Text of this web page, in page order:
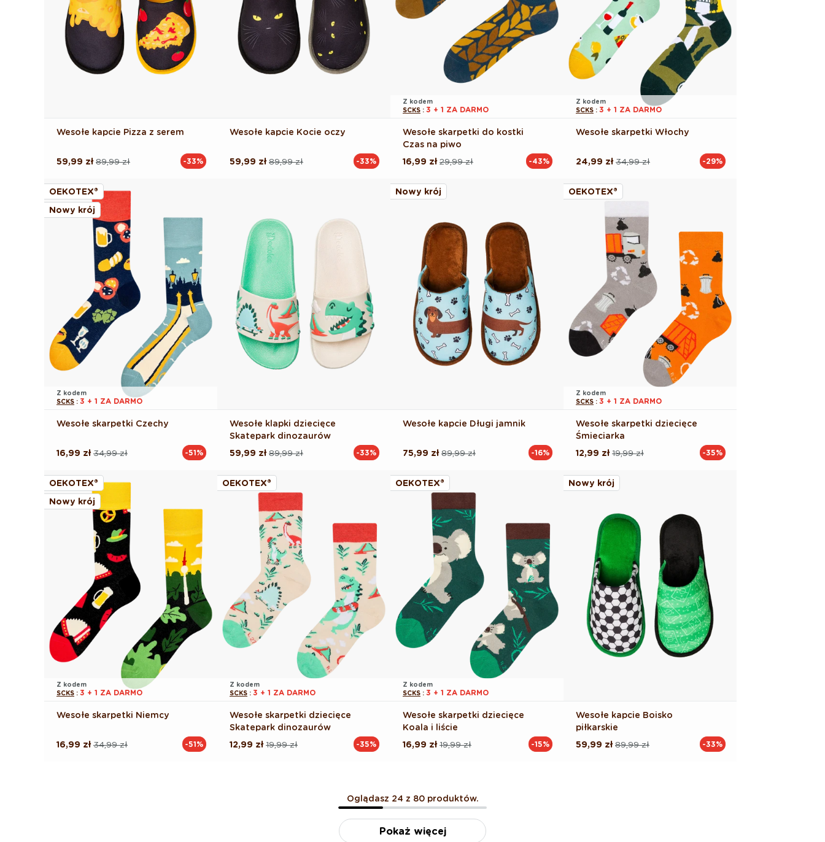
Wesołe kapcie Pizza z serem
Cena
89,99 zł
Cena
59,99 zł -33%
Wesołe kapcie Kocie oczy
Cena
89,99 zł
Cena
59,99 zł -33%
Z kodem
SCKS : 3 + 1 ZA DARMO
Wesołe skarpetki do kostki
Czas na piwo
Cena
29,99 zł
Cena
16,99 zł -43%
Z kodem
SCKS : 3 + 1 ZA DARMO
Wesołe skarpetki Włochy
Cena
34,99 zł
Cena
24,99 zł -29%
OEKOTEX®
Nowy krój
Z kodem
SCKS : 3 + 1 ZA DARMO
Wesołe skarpetki Czechy
Cena
34,99 zł
Cena
16,99 zł -51%
Wesołe klapki dziecięce
Skatepark dinozaurów
Cena
89,99 zł
Cena
59,99 zł -33%
Nowy krój
Wesołe kapcie Długi jamnik
Cena
89,99 zł
Cena
75,99 zł -16%
OEKOTEX®
Z kodem
SCKS : 3 + 1 ZA DARMO
Wesołe skarpetki dziecięce
Śmieciarka
Cena
19,99 zł
Cena
12,99 zł -35%
OEKOTEX®
Nowy krój
Z kodem
SCKS : 3 + 1 ZA DARMO
Wesołe skarpetki Niemcy
Cena
34,99 zł
Cena
16,99 zł -51%
OEKOTEX®
Z kodem
SCKS : 3 + 1 ZA DARMO
Wesołe skarpetki dziecięce
Skatepark dinozaurów
Cena
19,99 zł
Cena
12,99 zł -35%
OEKOTEX®
Z kodem
SCKS : 3 + 1 ZA DARMO
Wesołe skarpetki dziecięce
Koala i liście
Cena
19,99 zł
Cena
16,99 zł -15%
Nowy krój
Wesołe kapcie Boisko
piłkarskie
Cena
89,99 zł
Cena
59,99 zł -33%
Oglądasz 24 z 80 produktów.
Pokaż więcej